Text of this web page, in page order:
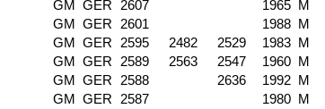
GM GER 2607 1965 M
GM GER 2601 1988 M
GM GER 2595 2482 2529 1983 M
GM GER 2589 2563 2547 1960 M
GM GER 2588 2636 1992 M
GM GER 2587 1980 M